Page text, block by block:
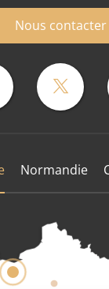
Nous contacter
Normandie